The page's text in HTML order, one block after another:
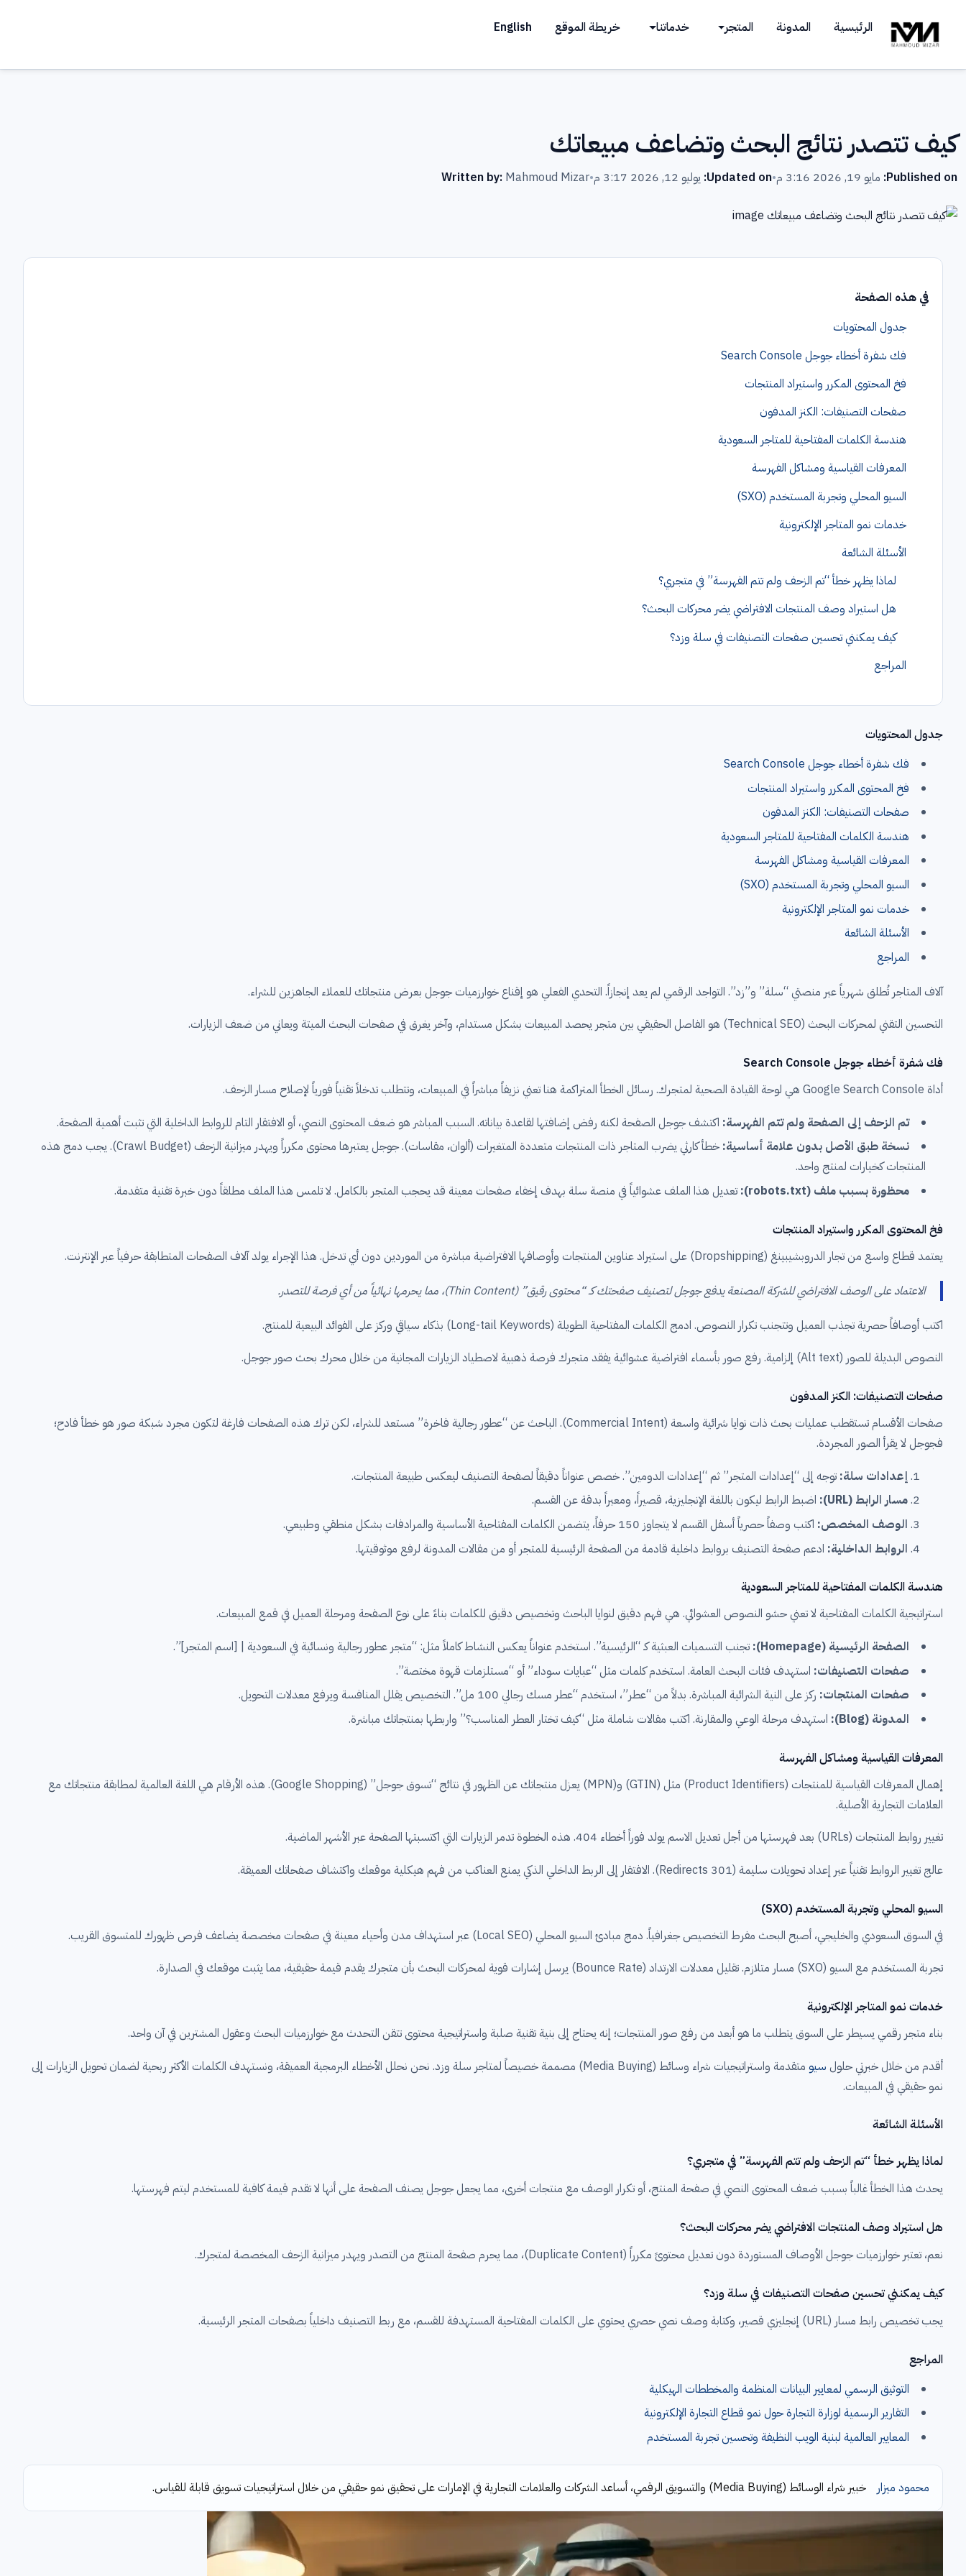
content
الرئيسية المدونة المتجر خدماتنا خريطة الموقع English
كيف تتصدر نتائج البحث وتضاعف مبيعاتك
Published on: مايو 19, 2026 3:16 م •
Updated on: يوليو 12, 2026 3:17 م •
Written by: Mahmoud Mizar
في هذه الصفحة
جدول المحتويات
فك شفرة أخطاء جوجل Search Console
فخ المحتوى المكرر واستيراد المنتجات
صفحات التصنيفات: الكنز المدفون
هندسة الكلمات المفتاحية للمتاجر السعودية
المعرفات القياسية ومشاكل الفهرسة
السيو المحلي وتجربة المستخدم (SXO)
خدمات نمو المتاجر الإلكترونية
الأسئلة الشائعة
لماذا يظهر خطأ “تم الزحف ولم تتم الفهرسة” في متجري؟
هل استيراد وصف المنتجات الافتراضي يضر محركات البحث؟
كيف يمكنني تحسين صفحات التصنيفات في سلة وزد؟
المراجع
جدول المحتويات
فك شفرة أخطاء جوجل Search Console
فخ المحتوى المكرر واستيراد المنتجات
صفحات التصنيفات: الكنز المدفون
هندسة الكلمات المفتاحية للمتاجر السعودية
المعرفات القياسية ومشاكل الفهرسة
السيو المحلي وتجربة المستخدم (SXO)
خدمات نمو المتاجر الإلكترونية
الأسئلة الشائعة
المراجع
آلاف المتاجر تُطلق شهرياً عبر منصتي “سلة” و”زد”. التواجد الرقمي لم يعد إنجازاً. التحدي الفعلي هو إقناع خوارزميات جوجل بعرض منتجاتك للعملاء الجاهزين للشراء.
التحسين التقني لمحركات البحث (Technical SEO) هو الفاصل الحقيقي بين متجر يحصد المبيعات بشكل مستدام، وآخر يغرق في صفحات البحث الميتة ويعاني من ضعف الزيارات.
فك شفرة أخطاء جوجل Search Console
أداة Google Search Console هي لوحة القيادة الصحية لمتجرك. رسائل الخطأ المتراكمة هنا تعني نزيفاً مباشراً في المبيعات، وتتطلب تدخلاً تقنياً فورياً لإصلاح مسار الزحف.
تم الزحف إلى الصفحة ولم تتم الفهرسة: اكتشف جوجل الصفحة لكنه رفض إضافتها لقاعدة بياناته. السبب المباشر هو ضعف المحتوى النصي، أو الافتقار التام للروابط الداخلية التي تثبت أهمية الصفحة.
نسخة طبق الأصل بدون علامة أساسية:
خطأ كارثي يضرب المتاجر ذات المنتجات متعددة المتغيرات (ألوان، مقاسات). جوجل يعتبرها محتوى مكرراً ويهدر ميزانية الزحف (Crawl Budget). يجب دمج هذه
المنتجات كخيارات لمنتج واحد.
محظورة بسبب ملف (robots.txt):
تعديل هذا الملف عشوائياً في منصة سلة بهدف إخفاء صفحات معينة قد يحجب المتجر بالكامل. لا تلمس هذا الملف مطلقاً دون خبرة تقنية متقدمة.
فخ المحتوى المكرر واستيراد المنتجات
يعتمد قطاع واسع من تجار الدروبشيبينغ (Dropshipping) على استيراد عناوين المنتجات وأوصافها الافتراضية مباشرة من الموردين دون أي تدخل. هذا الإجراء يولد آلاف الصفحات المتطابقة حرفياً عبر الإنترنت.
الاعتماد على الوصف الافتراضي للشركة المصنعة يدفع جوجل لتصنيف صفحتك كـ “محتوى رقيق” (Thin Content)، مما يحرمها نهائياً من أي فرصة للتصدر.
اكتب أوصافاً حصرية تجذب العميل وتتجنب تكرار النصوص. ادمج الكلمات المفتاحية الطويلة (Long-tail Keywords) بذكاء سياقي وركز على الفوائد البيعية للمنتج.
النصوص البديلة للصور (Alt text) إلزامية. رفع صور بأسماء افتراضية عشوائية يفقد متجرك فرصة ذهبية لاصطياد الزيارات المجانية من خلال محرك بحث صور جوجل.
صفحات التصنيفات: الكنز المدفون
صفحات الأقسام تستقطب عمليات بحث ذات نوايا شرائية واسعة (Commercial Intent). الباحث عن “عطور رجالية فاخرة” مستعد للشراء، لكن ترك هذه الصفحات فارغة لتكون مجرد شبكة صور هو خطأ فادح؛
فجوجل لا يقرأ الصور المجردة.
إعدادات سلة: توجه إلى “إعدادات المتجر” ثم “إعدادات الدومين”. خصص عنواناً دقيقاً لصفحة التصنيف ليعكس طبيعة المنتجات.
مسار الرابط (URL):
اضبط الرابط ليكون باللغة الإنجليزية، قصيراً، ومعبراً بدقة عن القسم.
الوصف المخصص: اكتب وصفاً حصرياً أسفل القسم لا يتجاوز 150 حرفاً، يتضمن الكلمات المفتاحية الأساسية والمرادفات بشكل منطقي وطبيعي.
الروابط الداخلية: ادعم صفحة التصنيف بروابط داخلية قادمة من الصفحة الرئيسية للمتجر أو من مقالات المدونة لرفع موثوقيتها.
هندسة الكلمات المفتاحية للمتاجر السعودية
استراتيجية الكلمات المفتاحية لا تعني حشو النصوص العشوائي. هي فهم دقيق لنوايا الباحث وتخصيص دقيق للكلمات بناءً على نوع الصفحة ومرحلة العميل في قمع المبيعات.
الصفحة الرئيسية (Homepage):
تجنب التسميات العبثية كـ “الرئيسية”. استخدم عنواناً يعكس النشاط كاملاً مثل: “متجر عطور رجالية ونسائية في السعودية | [اسم المتجر]”.
صفحات التصنيفات: استهدف فئات البحث العامة. استخدم كلمات مثل “عبايات سوداء” أو “مستلزمات قهوة مختصة”.
صفحات المنتجات: ركز على النية الشرائية المباشرة. بدلاً من “عطر”، استخدم “عطر مسك رجالي 100 مل”. التخصيص يقلل المنافسة ويرفع معدلات التحويل.
المدونة (Blog):
استهدف مرحلة الوعي والمقارنة. اكتب مقالات شاملة مثل “كيف تختار العطر المناسب؟” واربطها بمنتجاتك مباشرة.
المعرفات القياسية ومشاكل الفهرسة
إهمال المعرفات القياسية للمنتجات (Product Identifiers) مثل (GTIN) و(MPN) يعزل منتجاتك عن الظهور في نتائج “تسوق جوجل” (Google Shopping). هذه الأرقام هي اللغة العالمية لمطابقة منتجاتك مع
العلامات التجارية الأصلية.
تغيير روابط المنتجات (URLs) بعد فهرستها من أجل تعديل الاسم يولد فوراً أخطاء 404. هذه الخطوة تدمر الزيارات التي اكتسبتها الصفحة عبر الأشهر الماضية.
عالج تغيير الروابط تقنياً عبر إعداد تحويلات سليمة (301 Redirects). الافتقار إلى الربط الداخلي الذكي يمنع العناكب من فهم هيكلية موقعك واكتشاف صفحاتك العميقة.
السيو المحلي وتجربة المستخدم (SXO)
في السوق السعودي والخليجي، أصبح البحث مفرط التخصيص جغرافياً. دمج مبادئ السيو المحلي (Local SEO) عبر استهداف مدن وأحياء معينة في صفحات مخصصة يضاعف فرص ظهورك للمتسوق القريب.
تجربة المستخدم مع السيو (SXO) مسار متلازم. تقليل معدلات الارتداد (Bounce Rate) يرسل إشارات قوية لمحركات البحث بأن متجرك يقدم قيمة حقيقية، مما يثبت موقعك في الصدارة.
خدمات نمو المتاجر الإلكترونية
بناء متجر رقمي يسيطر على السوق يتطلب ما هو أبعد من رفع صور المنتجات؛ إنه يحتاج إلى بنية تقنية صلبة واستراتيجية محتوى تتقن التحدث مع خوارزميات البحث وعقول المشترين في آن واحد.
أقدم من خلال خبرتي حلول سيو
متقدمة واستراتيجيات شراء وسائط (Media Buying) مصممة خصيصاً لمتاجر سلة وزد. نحن نحلل الأخطاء البرمجية العميقة، ونستهدف الكلمات الأكثر ربحية لضمان تحويل الزيارات إلى
نمو حقيقي في المبيعات.
الأسئلة الشائعة
لماذا يظهر خطأ “تم الزحف ولم تتم الفهرسة” في متجري؟
يحدث هذا الخطأ غالباً بسبب ضعف المحتوى النصي في صفحة المنتج، أو تكرار الوصف مع منتجات أخرى، مما يجعل جوجل يصنف الصفحة على أنها لا تقدم قيمة كافية للمستخدم ليتم فهرستها.
هل استيراد وصف المنتجات الافتراضي يضر محركات البحث؟
نعم، تعتبر خوارزميات جوجل الأوصاف المستوردة دون تعديل محتوىً مكرراً (Duplicate Content)، مما يحرم صفحة المنتج من التصدر ويهدر ميزانية الزحف المخصصة لمتجرك.
كيف يمكنني تحسين صفحات التصنيفات في سلة وزد؟
يجب تخصيص رابط مسار (URL) إنجليزي قصير، وكتابة وصف نصي حصري يحتوي على الكلمات المفتاحية المستهدفة للقسم، مع ربط التصنيف داخلياً بصفحات المتجر الرئيسية.
المراجع
التوثيق الرسمي لمعايير البيانات المنظمة والمخططات الهيكلية
التقارير الرسمية لوزارة التجارة حول نمو قطاع التجارة الإلكترونية
المعايير العالمية لبنية الويب النظيفة وتحسين تجربة المستخدم
محمود ميزار خبير شراء الوسائط (Media Buying) والتسويق الرقمي، أساعد الشركات والعلامات التجارية في الإمارات على تحقيق نمو حقيقي من خلال استراتيجيات تسويق قابلة للقياس.